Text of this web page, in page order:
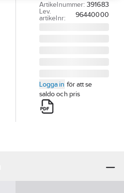
Artikelnummer: 391683
Lev.
artikelnr:
96440000
Logga in för att se
saldo och pris